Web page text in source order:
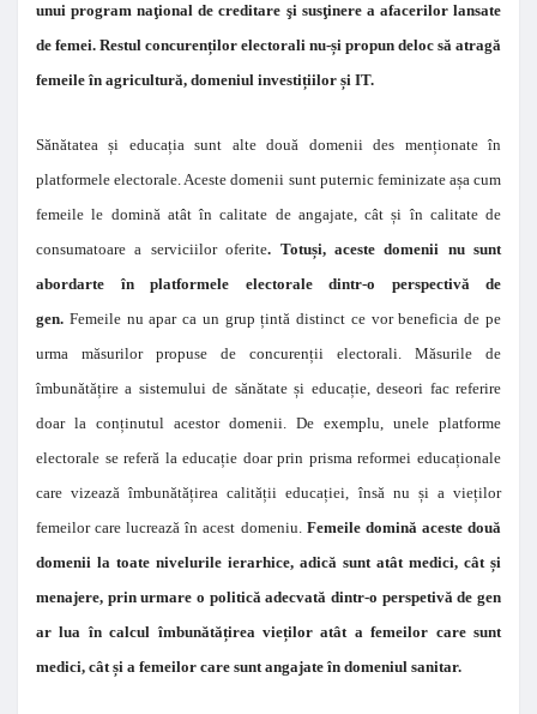
unui program naţional de creditare şi susţinere a afacerilor lansate
de femei. Restul concurenților electorali nu-și propun deloc să atragă
femeile în agricultură, domeniul investițiilor și IT.
Sănătatea și educația sunt alte două domenii des menționate în
platformele electorale. Aceste domenii sunt puternic feminizate așa cum
femeile le domină atât în calitate de angajate, cât și în calitate de
consumatoare a serviciilor oferite. Totuși, aceste domenii nu sunt
abordarte în platformele electorale dintr-o perspectivă de
gen. Femeile nu apar ca un grup țintă distinct ce vor beneficia de pe
urma măsurilor propuse de concurenții electorali. Măsurile de
îmbunătățire a sistemului de sănătate și educație, deseori fac referire
doar la conținutul acestor domenii. De exemplu, unele platforme
electorale se referă la educație doar prin prisma reformei educaționale
care vizează îmbunătățirea calității educației, însă nu și a vieților
femeilor care lucrează în acest domeniu. Femeile domină aceste două
domenii la toate nivelurile ierarhice, adică sunt atât medici, cât și
menajere, prin urmare o politică adecvată dintr-o perspetivă de gen
ar lua în calcul îmbunătățirea vieților atât a femeilor care sunt
medici, cât și a femeilor care sunt angajate în domeniul sanitar.